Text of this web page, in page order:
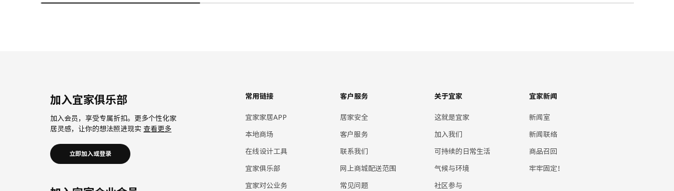
加入宜家俱乐部
加入会员，享受专属折扣。更多个性化家
居灵感，让你的想法照进现实 查看更多
立即加入或登录
常用链接
宜家家居APP
本地商场
在线设计工具
宜家俱乐部
宜家对公业务
客户服务
居家安全
客户服务
联系我们
网上商城配送范围
常见问题
关于宜家
这就是宜家
加入我们
可持续的日常生活
气候与环境
社区参与
宜家新闻
新闻室
新闻联络
商品召回
牢牢固定！